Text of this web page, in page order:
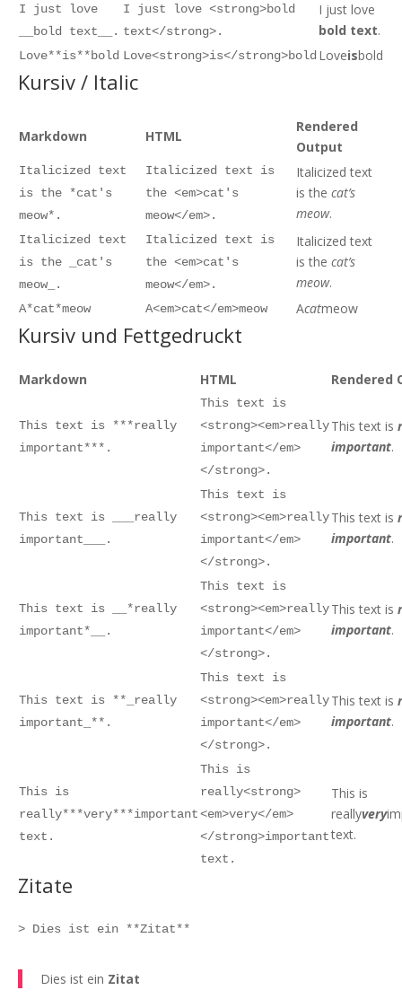
I just love
__bold text__.
I just love <strong>bold
text</strong>.
I just love
bold text.
Love**is**bold Love<strong>is</strong>bold Loveisbold
Kursiv / Italic
Markdown HTML
Rendered
Output
Italicized text
is the *cat's
meow*.
Italicized text is
the <em>cat's
meow</em>.
Italicized text
is the cat’s
meow.
Italicized text
is the _cat's
meow_.
Italicized text is
the <em>cat's
meow</em>.
Italicized text
is the cat’s
meow.
A*cat*meow A<em>cat</em>meow Acatmeow
Kursiv und Fettgedruckt
Markdown HTML Rendered
This text is ***really
important***.
This text is
<strong><em>really
important</em>
</strong>.
This text is
important.
This text is ___really
important___.
This text is
<strong><em>really
important</em>
</strong>.
This text is
important.
This text is __*really
important*__.
This text is
<strong><em>really
important</em>
</strong>.
This text is
important.
This text is **_really
important_**.
This text is
<strong><em>really
important</em>
</strong>.
This text is
important.
This is
really***very***important
text.
This is
really<strong>
<em>very</em>
</strong>important
text.
This is
reallyvery
text.
Zitate
> Dies ist ein **Zitat**
Dies ist ein Zitat